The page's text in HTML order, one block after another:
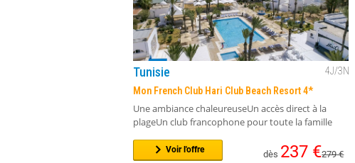
Tunisie 4J/3N
Mon French Club Hari Club Beach Resort 4*
Une ambiance chaleureuseUn accès direct à la
plageUn club francophone pour toute la famille
dès 237 €279€
Voir l'offre